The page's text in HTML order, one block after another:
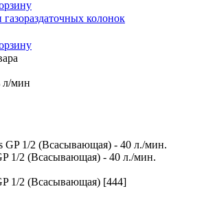
л/мин
1/2 (Всасывающая) - 40 л./мин.
1/2 (Всасывающая) [444]